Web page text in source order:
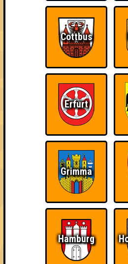
1. Team LN8
12
10 13
2. Herrengedeck
11 12
3. Die Lurchis
Cottbus
Erfurt
Grimma
Hamburg